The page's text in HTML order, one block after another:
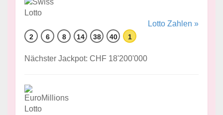
Lotto Zahlen »
2 6 8 14 38 40 1
Nächster Jackpot: CHF 18'200'000